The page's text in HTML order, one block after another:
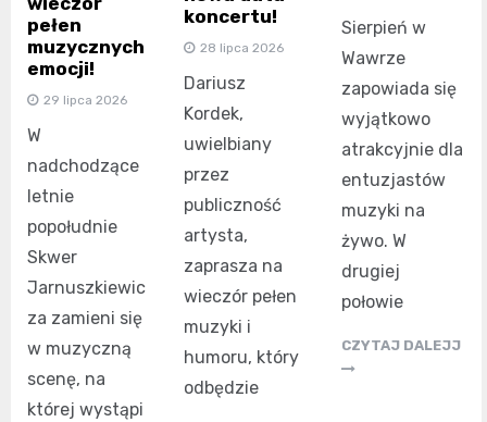
pełen
muzycznych
emocji!
29 lipca 2026
W
nadchodzące
letnie
popołudnie
Skwer
Jarnuszkiewic
za zamieni się
w muzyczną
scenę, na
której wystąpi
koncertu!
28 lipca 2026
Dariusz
Kordek,
uwielbiany
przez
publiczność
artysta,
zaprasza na
wieczór pełen
muzyki i
humoru, który
odbędzie
Sierpień w
Wawrze
zapowiada się
wyjątkowo
atrakcyjnie dla
entuzjastów
muzyki na
żywo. W
drugiej
połowie
CZYTAJ DALEJJ